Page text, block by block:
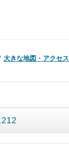
大きな地図・アクセス